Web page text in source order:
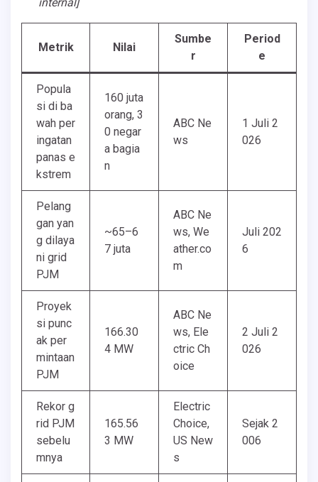
Metrik Nilai
Sumbe
r
Period
e
Popula
si di ba
wah per
ingatan
panas e
kstrem
160 juta
orang, 3
0 negar
a bagia
n
ABC Ne
ws
1 Juli 2
026
Pelang
gan yan
g dilaya
ni grid
PJM
~65–6
7 juta
ABC Ne
ws, We
ather.co
m
Juli 202
6
Proyek
si punc
ak per
mintaan
PJM
166.30
4 MW
ABC Ne
ws, Ele
ctric Ch
oice
2 Juli 2
026
Rekor g
rid PJM
sebelu
mnya
165.56
3 MW
Electric
Choice,
US New
s
Sejak 2
006